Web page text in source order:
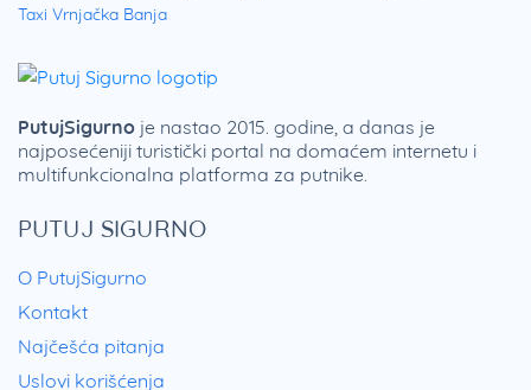
Taxi Vrnjačka Banja
PUTUJ SIGURNO
O PutujSigurno
Kontakt
Najčešća pitanja
Uslovi korišćenja
PutujSigurno je nastao 2015. godine, a danas je
najposećeniji turistički portal na domaćem internetu i
multifunkcionalna platforma za putnike.